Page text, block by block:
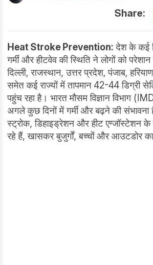
Share:
Heat Stroke Prevention: देश के कई
गर्मी और हीटवेव की स्थिति ने लोगों को
दिल्ली, राजस्थान, उत्तर प्रदेश, पंजाब,
समेत कई राज्यों में तापमान 42-44 डिग्री
पहुंच रहा है। भारत मौसम विज्ञान विभाग
अगले कुछ दिनों में गर्मी और बढ़ने की
स्ट्रोक, डिहाइड्रेशन और हीट एग्जॉस्टेशन
रहे हैं, खासकर बुजुर्गों, बच्चों और आउटडोर